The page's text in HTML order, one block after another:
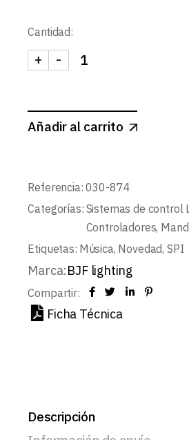
Cantidad:
CONTROLADOR LED SPI
-
+
Añadir al carrito
Referencia: 030-874
Categorías: Sistemas de control
Controladores,
Etiquetas: Música, Novedad,SPI
Marca:BJF lighting
Compartir:
Ficha Técnica
Descripción